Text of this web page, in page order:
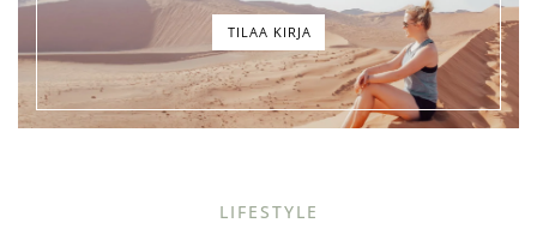
TILAA KIRJA
LIFESTYLE